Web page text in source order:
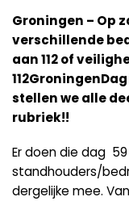
Groningen – Op
verschillende
aan 112 of
stellen we alle
rubriek!!
Er doen die dag 59
standhouders/
dergelijke mee.